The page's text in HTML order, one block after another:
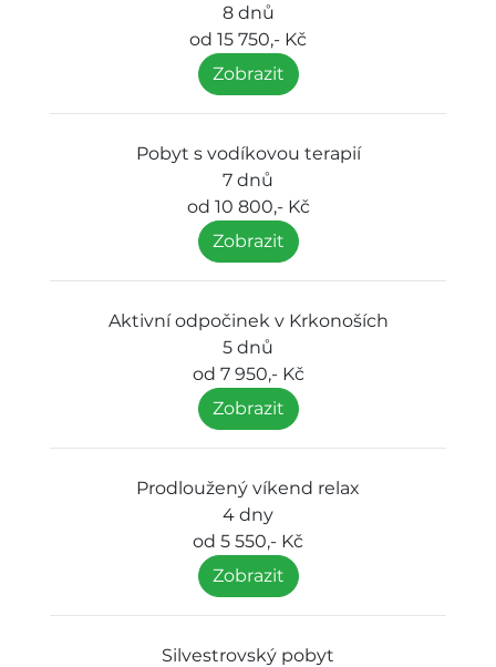
8 dnů
od 15 750,- Kč
Zobrazit
Pobyt s vodíkovou terapií
7 dnů
od 10 800,- Kč
Zobrazit
Aktivní odpočinek v Krkonoších
5 dnů
od 7 950,- Kč
Zobrazit
Prodloužený víkend relax
4 dny
od 5 550,- Kč
Zobrazit
Silvestrovský pobyt